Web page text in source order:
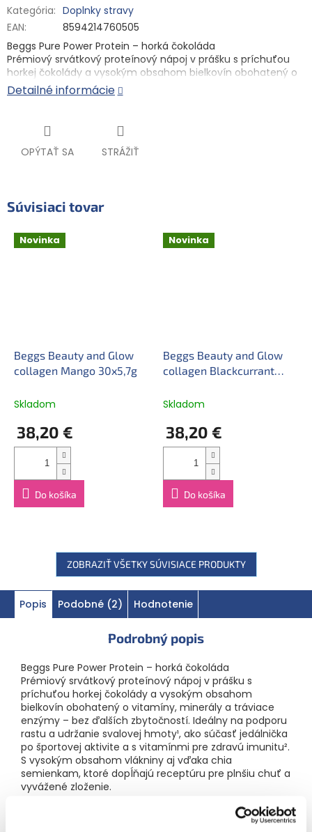
Kategória: Doplnky stravy
EAN:
8594214760505
Beggs Pure Power Protein – horká čokoláda
Prémiový srvátkový proteínový nápoj v prášku s príchuťou
horkej čokolády a vysokým obsahom bielkovín obohatený o
vitamíny, minerály a tráviace enzýmy – bez ďalších
zbytočností. Ideálny na podporu rastu a udržanie svalovej
vitamínmi pre zdravú imunitu². S vysokým obsahom vlákniny
aj vďaka chia semienkam, ktoré dopĺňajú receptúru pre
plnšiu chuť a vyvážené zloženie.
Detailné informácie
OPÝTAŤ SA STRÁŽIŤ
Súvisiaci tovar
Novinka
Beggs Beauty and Glow
collagen Mango 30x5,7g
Skladom
38,20 €
Do košíka
Novinka
Beggs Beauty and Glow
collagen Blackcurrant
Skladom
38,20 €
Do košíka
ZOBRAZIŤ VŠETKY SÚVISIACE PRODUKTY
Popis Podobné (2) Hodnotenie
Podrobný popis
Beggs Pure Power Protein – horká čokoláda
Prémiový srvátkový proteínový nápoj v prášku s
príchuťou horkej čokolády a vysokým obsahom
bielkovín obohatený o vitamíny, minerály a tráviace
enzýmy – bez ďalších zbytočností. Ideálny na podporu
rastu a udržanie svalovej hmoty¹, ako súčasť jedálnička
po športovej aktivite a s vitamínmi pre zdravú imunitu².
S vysokým obsahom vlákniny aj vďaka chia
semienkam, ktoré dopĺňajú receptúru pre plnšiu chuť a
vyvážené zloženie.